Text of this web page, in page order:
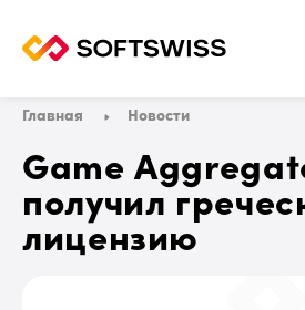
Главная Новости
Game
получил
лицензию